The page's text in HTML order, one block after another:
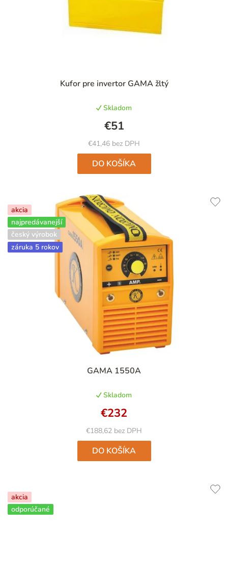
Kufor pre invertor GAMA žltý
Skladom
€41,46 bez DPH
€51
DO KOŠÍKA
akcia
najpredávanejší
český výrobok
záruka 5 rokov
GAMA 1550A
hodnotenie
je
4,9
z
5
hviezdičiek.
Skladom
€188,62 bez DPH
€232
DO KOŠÍKA
akcia
odporúčané